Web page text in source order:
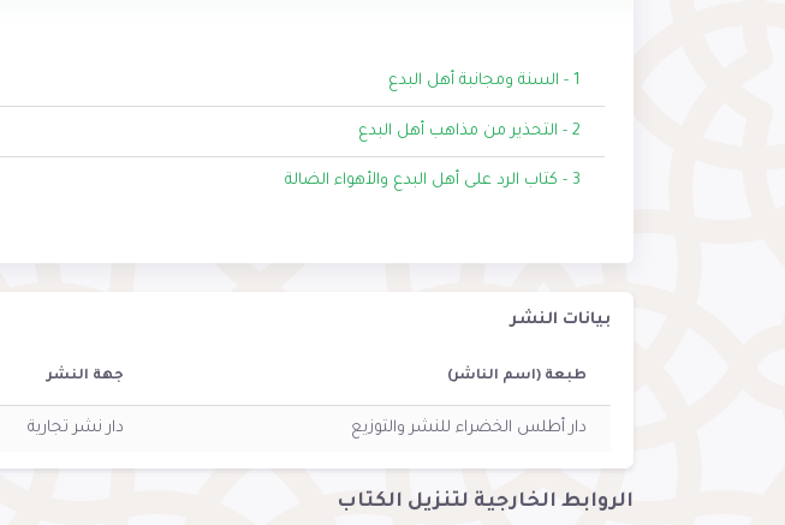
1 - السنة ومجانبة أهل البدع
2 - التحذير من مذاهب أهل البدع
3 - كتاب الرد على أهل البدع والأهواء الضالة
بيانات النشر
طبعة (اسم الناشر) جهة النشر
دار أطلس الخضراء للنشر والتوزيع دار نشر تجارية
الروابط الخارجية لتنزيل الكتاب